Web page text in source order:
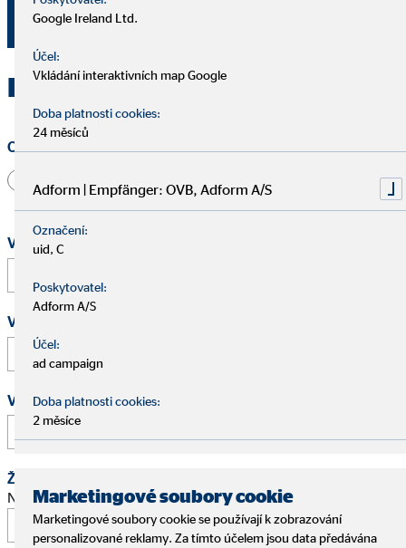
milan.hurny@ovbmail.cz
Kontaktujte OVB Praha 1
Oslovení
Jiné
Vaše jméno a příjmení
Vaše e-mailová adresa
Vaše telefonní číslo
Žádost o schůzku
Navrhněte prosím termín osobního pohovoru.
Google Ireland Ltd.
Účel:
Vkládání interaktivních map Google
Doba platnosti cookies:
24 měsíců
Adform | Empfänger: OVB, Adform A/S
Označení:
uid, C
Poskytovatel:
Adform A/S
Účel:
ad campaign
Doba platnosti cookies:
2 měsíce
Marketingové soubory cookie
Marketingové soubory cookie se používají k zobrazování
personalizované reklamy. Za tímto účelem jsou data předávána